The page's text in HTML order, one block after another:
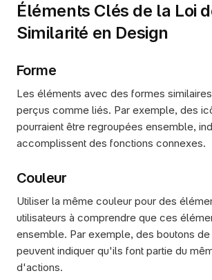
Éléments Clés de la Loi
Similarité en Design
Forme
Les éléments avec des formes
perçus comme liés. Par exemple, des
pourraient être regroupées ensemble,
accomplissent des fonctions connexes.
Couleur
Utiliser la même couleur pour des
utilisateurs à comprendre que ces
ensemble. Par exemple, des boutons
peuvent indiquer qu'ils font partie du
d'actions.